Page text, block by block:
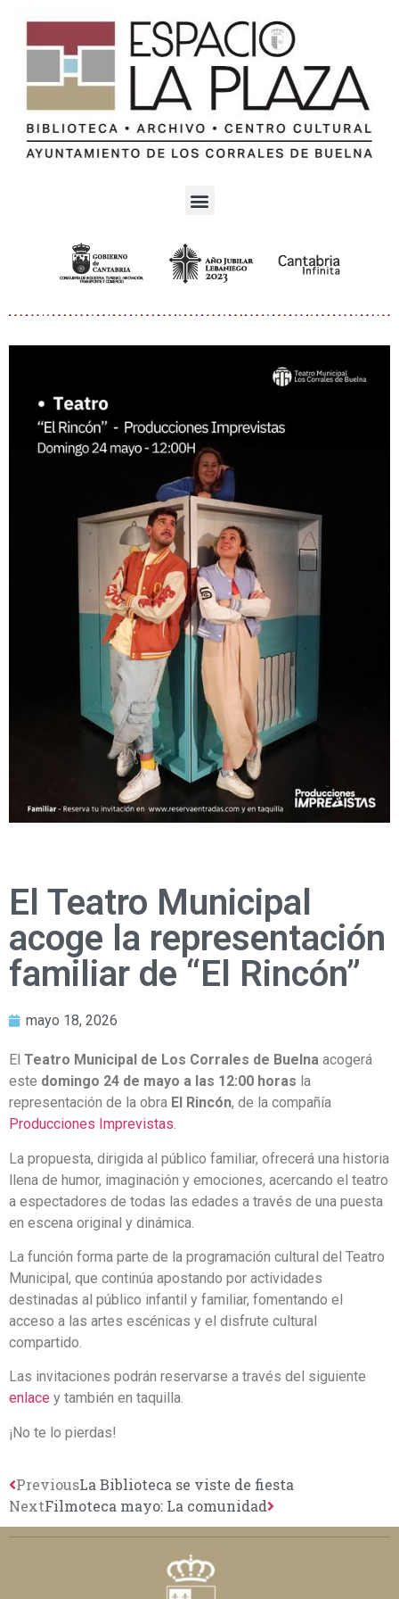
El Teatro Municipal
acoge la representación
familiar de “El Rincón”
mayo 18, 2026
El Teatro Municipal de Los Corrales de Buelna acogerá
este domingo 24 de mayo a las 12:00 horas la
representación de la obra El Rincón, de la compañía
Producciones Imprevistas.
La propuesta, dirigida al público familiar, ofrecerá una historia
llena de humor, imaginación y emociones, acercando el teatro
a espectadores de todas las edades a través de una puesta
en escena original y dinámica.
La función forma parte de la programación cultural del Teatro
Municipal, que continúa apostando por actividades
destinadas al público infantil y familiar, fomentando el
acceso a las artes escénicas y el disfrute cultural
compartido.
Las invitaciones podrán reservarse a través del siguiente
enlace y también en taquilla.
¡No te lo pierdas!
PreviousLa Biblioteca se viste de fiesta
NextFilmoteca mayo: La comunidad